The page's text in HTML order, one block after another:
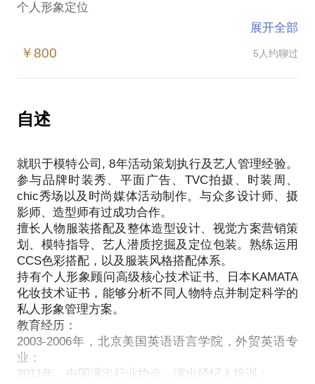
人生观等等。
也许您是一位事业成功的佼佼者，也许您是一位精心
照顾家庭的全能妈咪，也许您是面临面试的大学毕业
岁……无论何时何地何人，我们都需要懂得如何恰到
衣服，选时冲动，搭时必头痛。形象自我管理，不会
任人摆布，自己悟，不如有人指路。
你是否有这样的穿衣困惑：
买时喜欢，穿时不会搭；
衣橱爆满，却总无衣可穿；
全身名牌，也无人称赞我的品味；
重大场合，不知如何穿出体面和权威；
永远“黑白灰”，我生命何时才能出色？
不知道自己适合什么样的色彩风格款式；
身材偏丰满或偏纤细，不知如何选衣；
美丽、优雅、时尚，专业与得体难以兼得；
每次参加宴会、商务谈判、家长会等重要场合，都不
个人形象定位
律，风格有规律，妆发和谐有规律。
围，根据面部、身材特征以及工作生活需求，确定个
人用色规律以及着装风格系统。清晰了解自己的相貌
此服务帮助您做线下全方位个人形象定位及指导。
Step 1：45min的沟通，了解到您的工作及生活需求，
明确您想要打造的风格 。挖掘您所具有的优点，找出
需要弥补的不足。消除形象打造的矛盾点。
step 2 ：
专业形象定位工具测试，45min,运用专业色彩测试工
具，色布、领型、丝巾等，确定您皮肤的冷暖、明
度、纯度，个人风格及身材特征，找到最适合您的色
彩范围，以及最佳风格定位。
Step3：
根据测试结果，1-2 hour的沟通，详细讲解妆面、发
展开全部
￥800 5人约聊过
自述
就职于模特公司, 8年活动策划执行及艺人管理经验。
参与品牌时装秀、平面广告、TVC拍摄、时装周、
chic秀场以及时尚媒体活动制作。与众多设计师、摄
影师、造型师有过成功合作。
擅长人物服装搭配及整体造型设计、视觉方案营销策
划、模特指导、艺人潜质挖掘及定位包装。熟练运用
CCS色彩搭配，以及服装风格搭配体系。
持有个人形象顾问高级核心技术证书、日本KAMATA
化妆技术证书，能够分析不同人物特点并制定科学的
私人形象管理方案。
教育经历：
2003-2006年，北京美国英语语言学院，外贸英语专
业；
2011年，中国演出行业协会，演出经纪人培训；